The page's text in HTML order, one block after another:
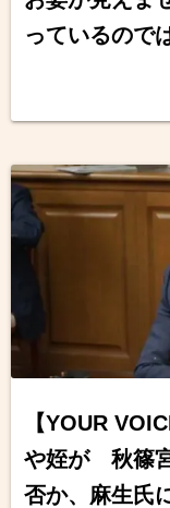
っているので
【YOUR
や姪が 秋篠
否か、麻生氏